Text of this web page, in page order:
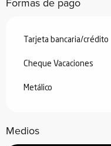
Tarjeta bancaria/crédito
Cheque Vacaciones
Metálico
Medios